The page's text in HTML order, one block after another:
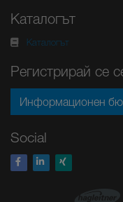
Каталогът
Каталогът
Регистрирай се
Информационен
Social